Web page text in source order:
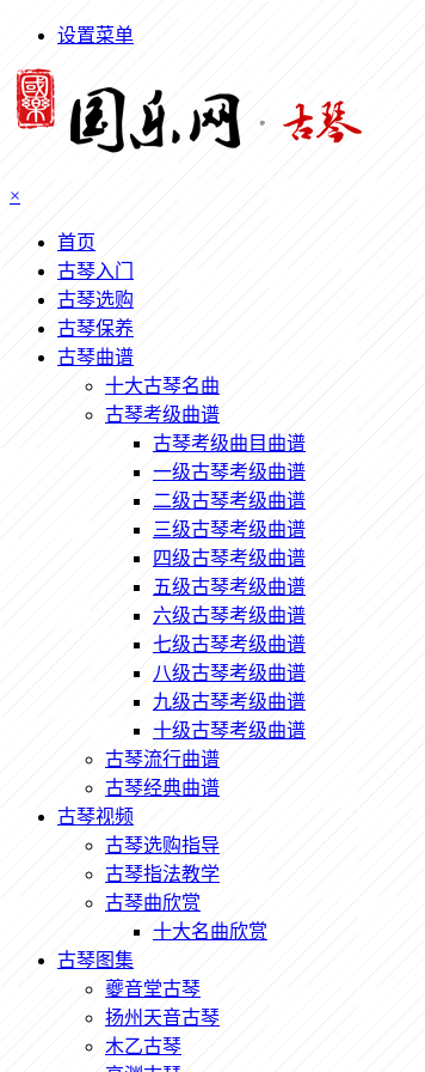
设置菜单
×
首页
古琴入门
古琴选购
古琴保养
古琴曲谱
十大古琴名曲
古琴考级曲谱
古琴考级曲目曲谱
一级古琴考级曲谱
二级古琴考级曲谱
三级古琴考级曲谱
四级古琴考级曲谱
五级古琴考级曲谱
六级古琴考级曲谱
七级古琴考级曲谱
八级古琴考级曲谱
九级古琴考级曲谱
十级古琴考级曲谱
古琴流行曲谱
古琴经典曲谱
古琴视频
古琴选购指导
古琴指法教学
古琴曲欣赏
十大名曲欣赏
古琴图集
夔音堂古琴
扬州天音古琴
木乙古琴